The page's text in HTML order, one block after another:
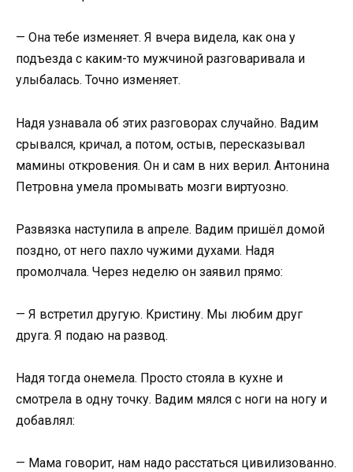
— Она тебе изменяет. Я вчера видела, как она у
подъезда с каким-то мужчиной разговаривала и
улыбалась. Точно изменяет.
Надя узнавала об этих разговорах случайно. Вадим
срывался, кричал, а потом, остыв, пересказывал
мамины откровения. Он и сам в них верил. Антонина
Петровна умела промывать мозги виртуозно.
Развязка наступила в апреле. Вадим пришёл домой
поздно, от него пахло чужими духами. Надя
промолчала. Через неделю он заявил прямо:
— Я встретил другую. Кристину. Мы любим друг
друга. Я подаю на развод.
Надя тогда онемела. Просто стояла в кухне и
смотрела в одну точку. Вадим мялся с ноги на ногу и
добавлял:
— Мама говорит, нам надо расстаться цивилизованно.